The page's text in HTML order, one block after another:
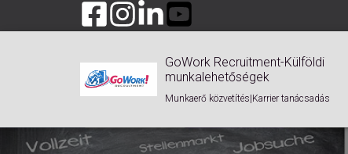
GoWork Recruitment-Külföldi
munkalehetőségek
Munkaerő közvetítés|Karrier tanácsadás